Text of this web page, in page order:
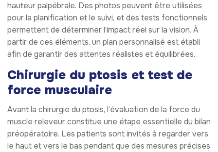
hauteur palpébrale. Des photos peuvent être utilisées
pour la planification et le suivi, et des tests fonctionnels
permettent de déterminer l’impact réel sur la vision. À
partir de ces éléments, un plan personnalisé est établi
afin de garantir des attentes réalistes et équilibrées.
Chirurgie du ptosis et test de
force musculaire
Avant la chirurgie du ptosis, l’évaluation de la force du
muscle releveur constitue une étape essentielle du bilan
préopératoire. Les patients sont invités à regarder vers
le haut et vers le bas pendant que des mesures précises